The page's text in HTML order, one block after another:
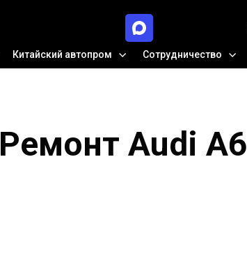
Китайский автопром Сотрудничество
Ремонт Audi A6